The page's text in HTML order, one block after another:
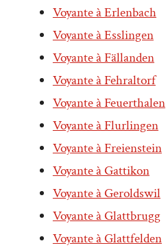
Voyante à Erlenbach
Voyante à Esslingen
Voyante à Fällanden
Voyante à Fehraltorf
Voyante à Feuerthalen
Voyante à Flurlingen
Voyante à Freienstein
Voyante à Gattikon
Voyante à Geroldswil
Voyante à Glattbrugg
Voyante à Glattfelden